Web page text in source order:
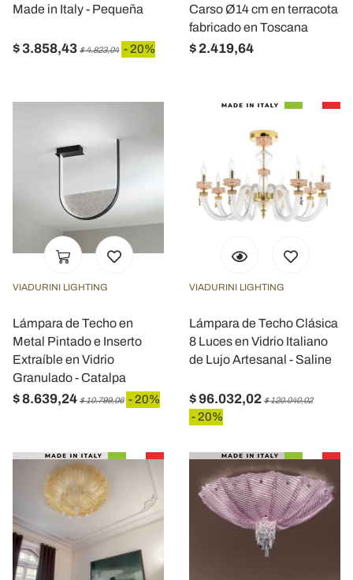
Made in Italy - Pequeña
$ 3.858,43 $ 4.823,04 - 20%
Carso Ø14 cm en terracota
fabricado en Toscana
$ 2.419,64
VIADURINI LIGHTING
Lámpara de Techo en
Metal Pintado e Inserto
Extraíble en Vidrio
Granulado - Catalpa
$ 8.639,24 $ 10.799,06 - 20%
VIADURINI LIGHTING
Lámpara de Techo Clásica
8 Luces en Vidrio Italiano
de Lujo Artesanal - Saline
$ 96.032,02 $ 120.040,02
- 20%